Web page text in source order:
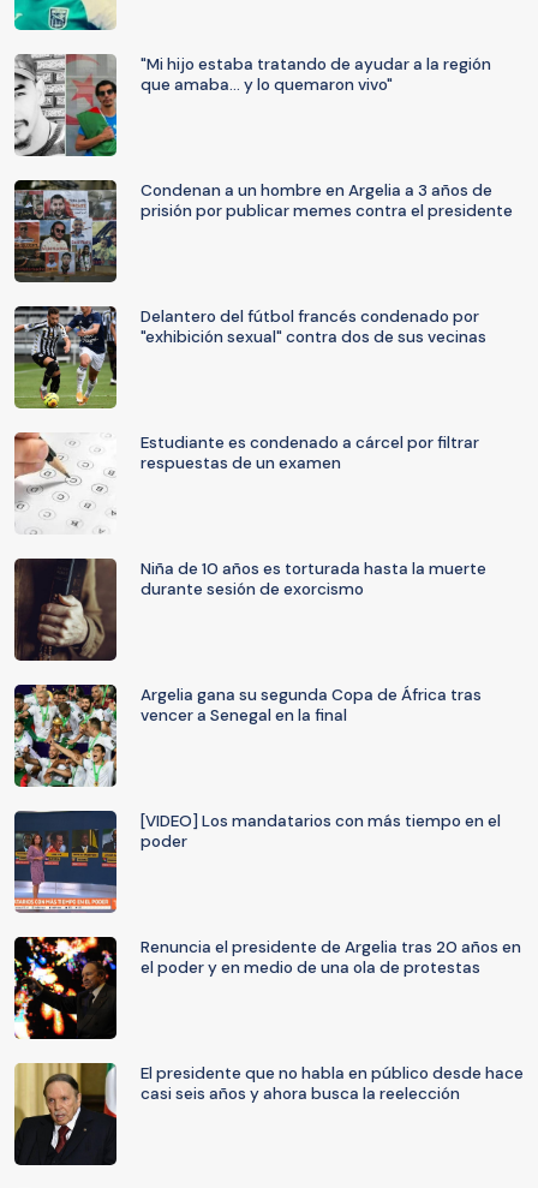
"Mi hijo estaba tratando de ayudar a la región
que amaba... y lo quemaron vivo"
Condenan a un hombre en Argelia a 3 años de
prisión por publicar memes contra el presidente
Delantero del fútbol francés condenado por
"exhibición sexual" contra dos de sus vecinas
Estudiante es condenado a cárcel por filtrar
respuestas de un examen
Niña de 10 años es torturada hasta la muerte
durante sesión de exorcismo
Argelia gana su segunda Copa de África tras
vencer a Senegal en la final
[VIDEO] Los mandatarios con más tiempo en el
poder
Renuncia el presidente de Argelia tras 20 años en
el poder y en medio de una ola de protestas
El presidente que no habla en público desde hace
casi seis años y ahora busca la reelección